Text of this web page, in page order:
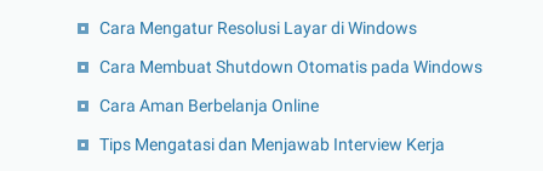
Cara Mengatur Resolusi Layar di Windows
Cara Membuat Shutdown Otomatis pada Windows
Cara Aman Berbelanja Online
Tips Mengatasi dan Menjawab Interview Kerja